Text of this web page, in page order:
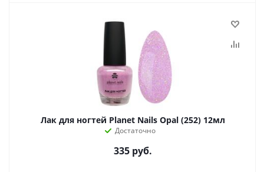
Лак для ногтей Planet Nails Opal (252) 12мл
Достаточно
335руб.